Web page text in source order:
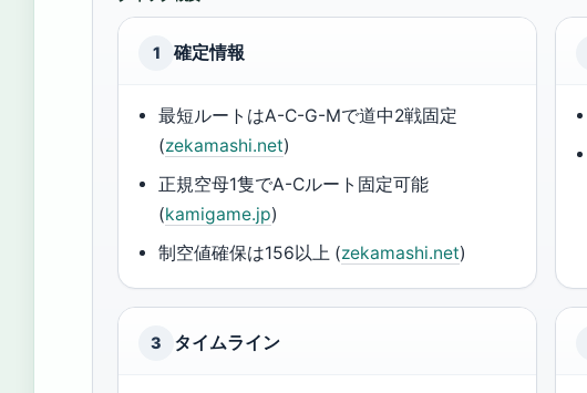
1 確定情報
最短ルートはA-C-G-Mで道中2戦固定
(zekamashi.net)
正規空母1隻でA-Cルート固定可能
(kamigame.jp)
制空値確保は156以上 (zekamashi.net)
3 タイムライン